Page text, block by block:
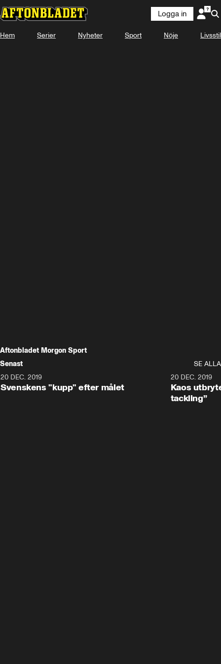
Logga in
Hem Serier Nyheter Sport Nöje Livsstil
Aftonbladet Morgon Sport
Senast
SE ALLA
20 DEC. 2019
Svenskens "kupp" efter målet
20 DEC. 2019
Kaos
tackling”